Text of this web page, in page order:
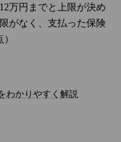
万円までと上限が決め
がなく、支払った保険
わかりやすく解説